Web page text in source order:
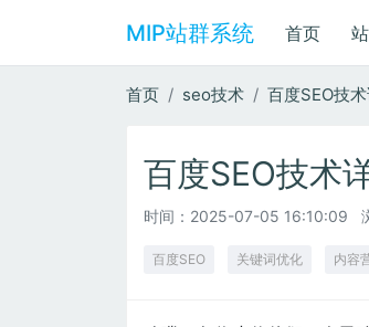
MIP站群系统 首页
首页 seo技术 百度SEO技
百度SEO技术
时间： 2025-07-05 16:10:09
百度SEO 关键词优化 内容